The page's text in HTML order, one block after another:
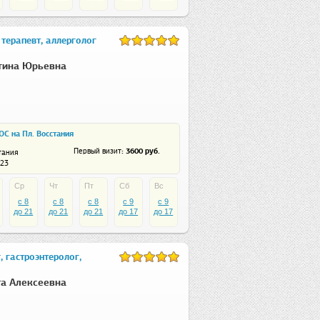
аллерголог
Юрьевна
на Пл. Восстания
Первый визит: 3600 руб.
Ср
c 8
до 21
Чт
c 8
до 21
Пт
c 8
до 21
Сб
c 9
до 17
Вс
c 9
до 17
Алексеевна